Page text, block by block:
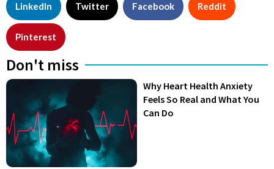
LinkedIn Twitter Facebook Reddit
Pinterest
Don't miss
Why Heart Health Anxiety
Feels So Real and What You
Can Do